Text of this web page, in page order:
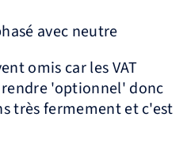
avec neutre
omis car les VAT
'optionnel' donc
très fermement et c'est